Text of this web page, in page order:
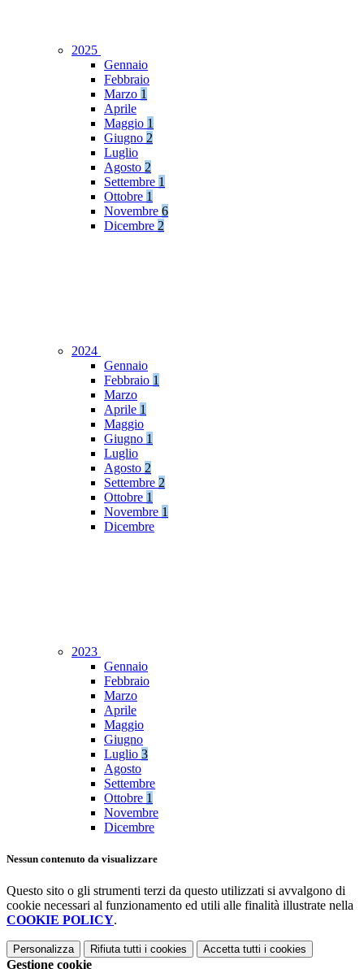
2025
Gennaio
Febbraio
Marzo 1
Aprile
Maggio 1
Giugno 2
Luglio
Agosto 2
Settembre 1
Ottobre 1
Novembre 6
Dicembre 2
2024
Gennaio
Febbraio 1
Marzo
Aprile 1
Maggio
Giugno 1
Luglio
Agosto 2
Settembre 2
Ottobre 1
Novembre 1
Dicembre
2023
Gennaio
Febbraio
Marzo
Aprile
Maggio
Giugno
Luglio 3
Agosto
Settembre
Ottobre 1
Novembre
Dicembre
Nessun contenuto da visualizzare
Questo sito o gli strumenti terzi da questo utilizzati si avvalgono di
cookie necessari al funzionamento ed utili alle finalità illustrate nella
COOKIE POLICY.
Personalizza Rifiuta tutti i cookies Accetta tutti i cookies
Gestione cookie